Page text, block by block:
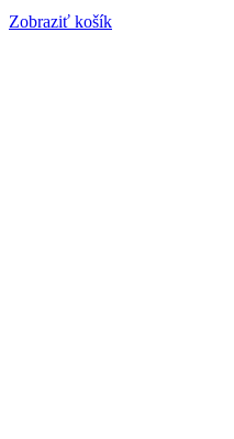
Zobraziť košík